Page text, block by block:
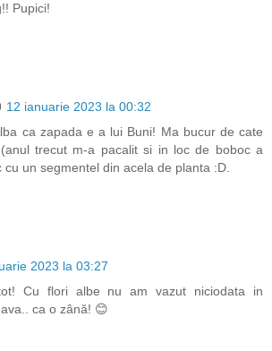
Pupici!
12 ianuarie 2023 la 00:32
ca zapada e a lui Buni! Ma bucur de cate
trecut m-a pacalit si in loc de boboc a
cu un segmentel din acela de planta :D.
2023 la 03:27
Cu flori albe nu am vazut niciodata in
ca o zână! 😊